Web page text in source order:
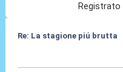
Registrato
Re: La stagione piú brutta